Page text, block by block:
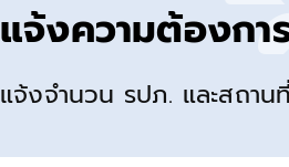
แจ้งความต้องกา
แจ้งจำนวน รปภ. และสถาน